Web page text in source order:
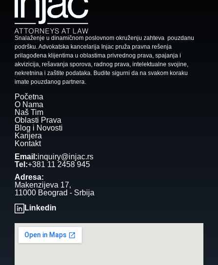
Snalaženje u dinamičnom poslovnom okruženju zahteva pouzdanu
podršku. Advokatska kancelarija Injac pruža pravna rešenja
prilagođena klijentima u oblastima privrednog prava, spajanja i
akvizicija, rešavanja sporova, radnog prava, intelektualne svojine,
nekretnina i zaštite podataka. Budite sigurni da na svakom koraku
imate pouzdanog partnera.
Početna
O Nama
Naš Tim
Oblasti Prava
Blog i Novosti
Karijera
Kontakt
Email:inquiry@injac.rs
Tel:+381 11 2458 945
Adresa:
Makenzijeva 17,
11000 Beograd - Srbija
Linkedin